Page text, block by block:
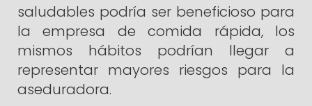
saludables podría ser beneficioso para
la empresa de comida rápida, los
mismos hábitos podrían llegar a
representar mayores riesgos para la
aseduradora.